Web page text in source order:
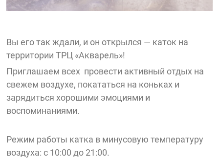
Вы его так ждали, и он открылся — каток на
территории ТРЦ «Акварель»!
Приглашаем всех провести активный отдых на
свежем воздухе, покататься на коньках и
зарядиться хорошими эмоциями и
воспоминаниями.
Режим работы катка в минусовую температуру
воздуха: с 10:00 до 21:00.